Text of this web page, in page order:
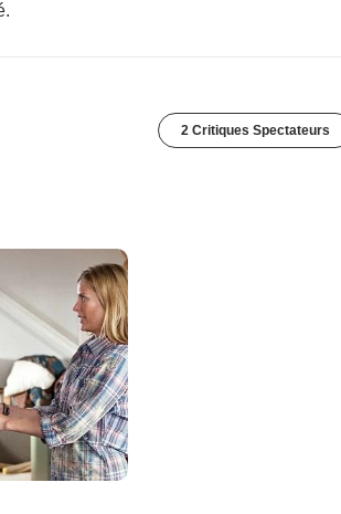
2 Critiques Spectateurs